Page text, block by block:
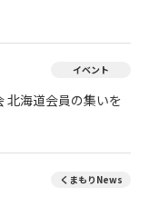
イベント
北海道会員の集いを
くまもりNews